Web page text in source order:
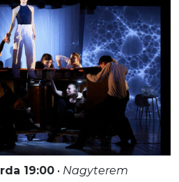
19:00• Nagyterem